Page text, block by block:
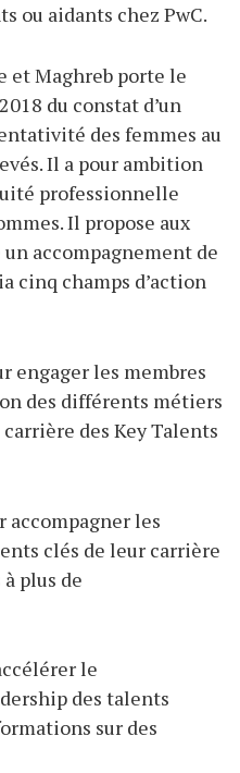
ou aidants chez PwC.
et Maghreb porte le
du constat d’un
des femmes au
Il a pour ambition
professionnelle
Il propose aux
accompagnement de
cinq champs d’action
engager les membres
des différents métiers
des Key Talents
accompagner les
clés de leur carrière
plus de
le
des talents
sur des